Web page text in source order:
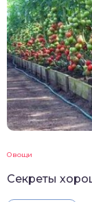
Овощи
Секреты